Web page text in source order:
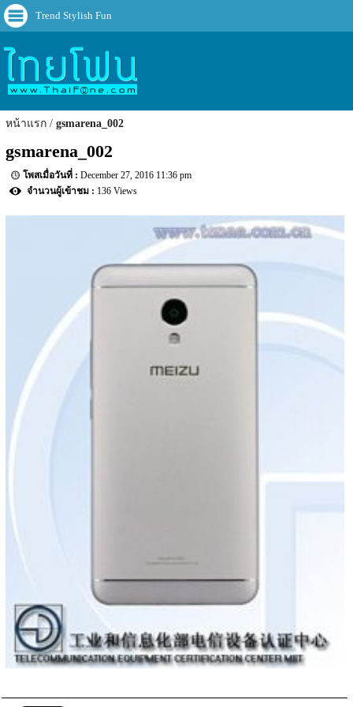
Trend Stylish Fun
หน้าแรก gsmarena_002
gsmarena_002
December 27, 2016 11:36 pm
136 Views